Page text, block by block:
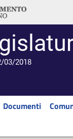
03/2018
Documenti